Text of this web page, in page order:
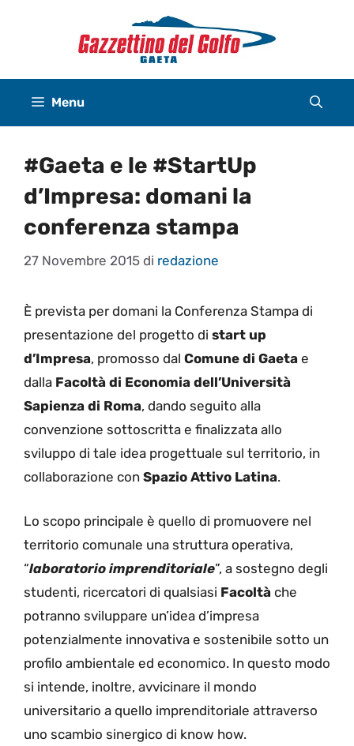
Menu
#Gaeta e le #StartUp
d’Impresa: domani la
conferenza stampa
27 Novembre 2015 di redazione
È prevista per domani la Conferenza Stampa di
presentazione del progetto di start up
d’Impresa, promosso dal Comune di Gaeta e
dalla Facoltà di Economia dell’Università
Sapienza di Roma, dando seguito alla
convenzione sottoscritta e finalizzata allo
sviluppo di tale idea progettuale sul territorio, in
collaborazione con Spazio Attivo Latina.
Lo scopo principale è quello di promuovere nel
territorio comunale una struttura operativa,
“laboratorio imprenditoriale”, a sostegno degli
studenti, ricercatori di qualsiasi Facoltà che
potranno sviluppare un’idea d’impresa
potenzialmente innovativa e sostenibile sotto un
profilo ambientale ed economico. In questo modo
si intende, inoltre, avvicinare il mondo
universitario a quello imprenditoriale attraverso
uno scambio sinergico di know how.